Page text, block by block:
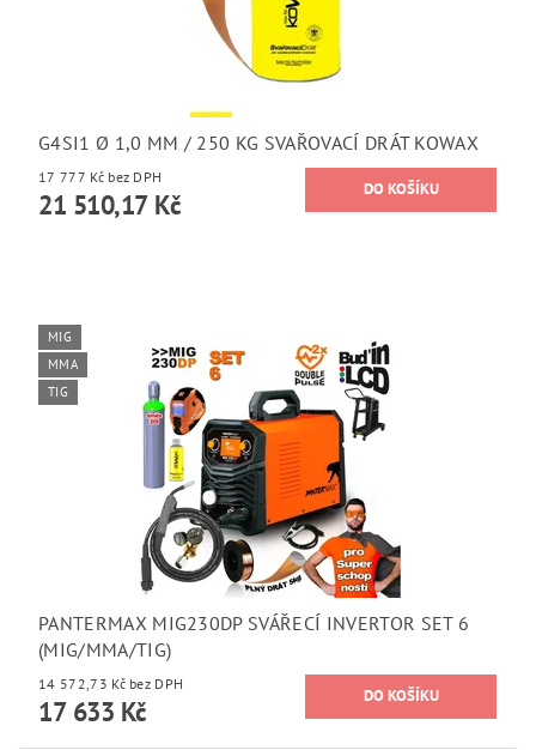
G4SI1 Ø 1,0 MM / 250 KG SVAŘOVACÍ DRÁT KOWAX
17 777 Kč bez DPH
21 510,17 Kč
MIG
MMA
TIG
PANTERMAX MIG230DP SVÁŘECÍ INVERTOR SET 6
(MIG/MMA/TIG)
14 572,73 Kč bez DPH
17 633 Kč